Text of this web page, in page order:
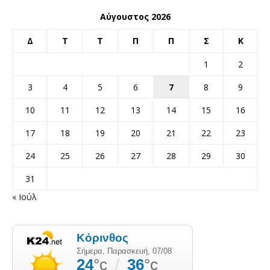
Αύγουστος 2026
Δ Τ Τ Π Π Σ Κ
1
2
3
4 5 6 7 8
9
10
11 12 13 14 15
16
17
18 19 20 21 22
23
24
25 26 27 28 29
30
31
« Ιούλ